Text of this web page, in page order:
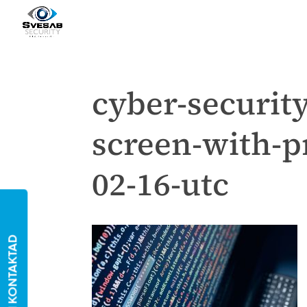
cyber-
screen-with-
02-16-utc
BLI KONTAKTAD